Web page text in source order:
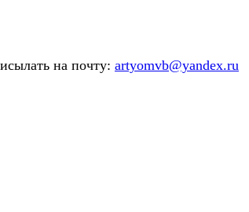
на почту: artyomvb@yandex.ru